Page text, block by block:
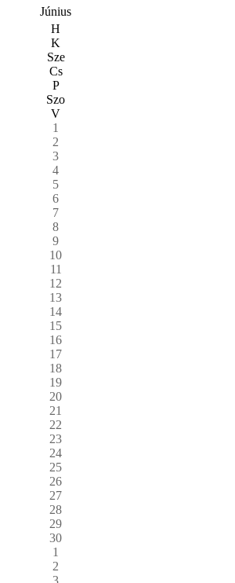
Június
H
K
Sze
Cs
P
Szo
V
1
2
3
4
5
6
7
8
9
10
11
12
13
14
15
16
17
18
19
20
21
22
23
24
25
26
27
28
29
30
1
2
3